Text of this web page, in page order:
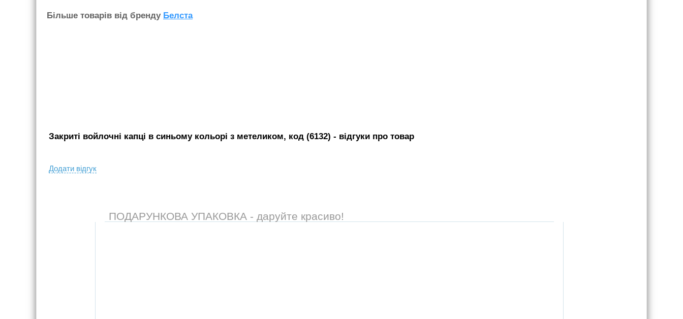
Бiльше товарiв вiд бренду Белста
Закриті войлочні капці в синьому кольорі з метеликом, код (6132) - вiдгуки про товар
Додати вiдгук
ПОДАРУНКОВА УПАКОВКА - даруйте красиво!